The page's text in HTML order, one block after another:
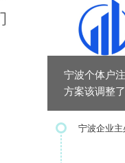
宁波个体户
方案该调整了
宁波企业主